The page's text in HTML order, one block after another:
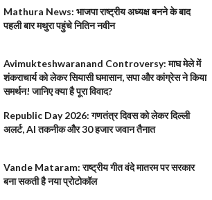
Mathura News: भाजपा राष्ट्रीय अध्यक्ष बनने के बाद
पहली बार मथुरा पहुंचे नितिन नवीन
Avimukteshwaranand Controversy: माघ मेले में
शंकराचार्य को लेकर सियासी घमासान, सपा और कांग्रेस ने किया
समर्थन! जानिए क्या है पूरा विवाद?
Republic Day 2026: गणतंत्र दिवस को लेकर दिल्ली
अलर्ट, AI तकनीक और 30 हजार जवान तैनात
Vande Mataram: राष्ट्रीय गीत वंदे मातरम पर सरकार
बना सकती है नया प्रोटोकॉल